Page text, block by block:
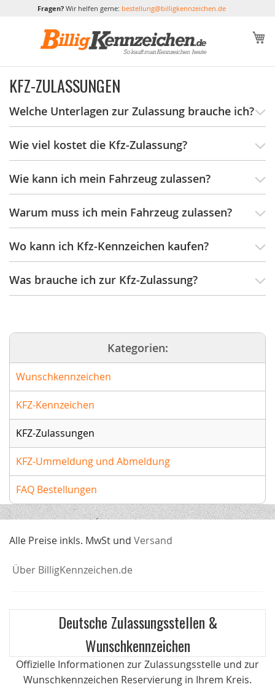
Fragen?Wir helfen gerne: bestellung@billigkennzeichen.de
KFZ-ZULASSUNGEN
Welche Unterlagen zur Zulassung brauche ich?
Wie viel kostet die Kfz-Zulassung?
Wie kann ich mein Fahrzeug zulassen?
Warum muss ich mein Fahrzeug zulassen?
Wo kann ich Kfz-Kennzeichen kaufen?
Was brauche ich zur Kfz-Zulassung?
Kategorien:
Wunschkennzeichen
KFZ-Kennzeichen
KFZ-Zulassungen
KFZ-Ummeldung und Abmeldung
FAQ Bestellungen
Alle Preise inkls. MwSt und Versand
Über BilligKennzeichen.de
Deutsche Zulassungsstellen &
Wunschkennzeichen
Offizielle Informationen zur Zulassungsstelle und zur
Wunschkennzeichen Reservierung in Ihrem Kreis.